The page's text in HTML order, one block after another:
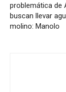
problemática de
buscan llevar
molino: Manolo